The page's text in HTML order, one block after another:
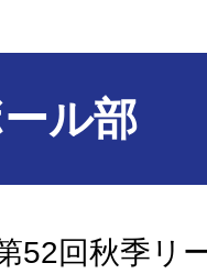
ル部
第52回秋季